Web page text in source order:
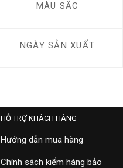
MÀU SẮC
NGÀY SẢN XUẤT
HỖ TRỢ KHÁCH HÀNG
Hướng dẫn mua hàng
Chính sách kiểm hàng bảo